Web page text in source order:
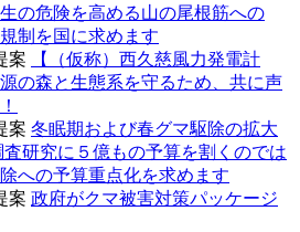
の危険を高める山の尾根筋への
制を国に求めます
案
【（仮称）西久慈風力発電計
の森と生態系を守るため、共に声
案 冬眠期および春グマ駆除の拡大
研究に５億もの予算を割くのでは
への予算重点化を求めます
案 政府がクマ被害対策パッケージ